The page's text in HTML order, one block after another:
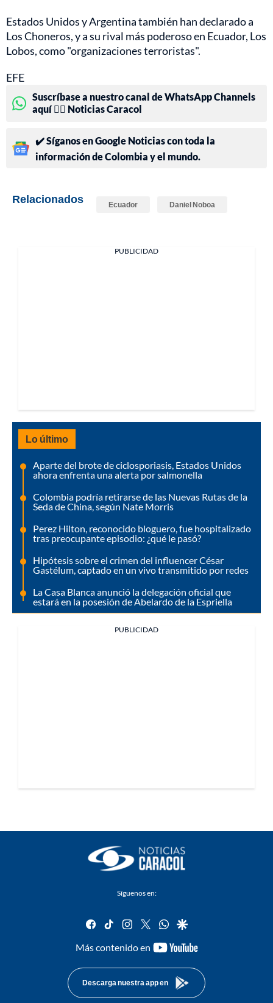
Estados Unidos y Argentina también han declarado a
Los Choneros, y a su rival más poderoso en Ecuador, Los
Lobos, como "organizaciones terroristas".
EFE
Suscríbase a nuestro canal de WhatsApp Channels
aquí 👉🏻 Noticias Caracol
✔️ Síganos en Google Noticias con toda la
información de Colombia y el mundo.
Relacionados Ecuador Daniel Noboa
PUBLICIDAD
Lo último
Aparte del brote de ciclosporiasis, Estados Unidos
ahora enfrenta una alerta por salmonella
Colombia podría retirarse de las Nuevas Rutas de la
Seda de China, según Nate Morris
Perez Hilton, reconocido bloguero, fue hospitalizado
tras preocupante episodio: ¿qué le pasó?
Hipótesis sobre el crimen del influencer César
Gastélum, captado en un vivo transmitido por redes
La Casa Blanca anunció la delegación oficial que
estará en la posesión de Abelardo de la Espriella
PUBLICIDAD
Síguenos en:
facebook
tiktok instagram
twitterwhatsapp
google
Más contenido en
youtube-
Descarga nuestra app en